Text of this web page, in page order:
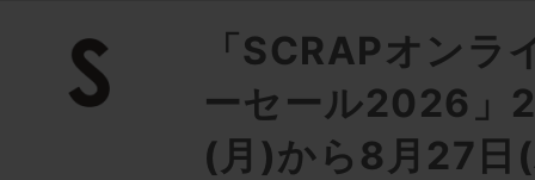
「SCRAPオンラ
ーセール2026」
(月)から8月27日